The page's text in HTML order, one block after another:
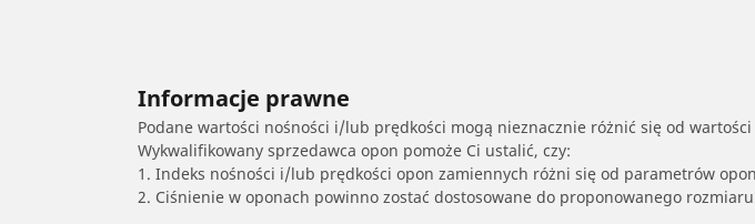
Informacje prawne
Podane wartości nośności i/lub prędkości mogą nieznacznie różnić się od
Wykwalifikowany sprzedawca opon pomoże Ci ustalić, czy:
1. Indeks nośności i/lub prędkości opon zamiennych różni się od parametrów
2. Ciśnienie w oponach powinno zostać dostosowane do proponowanego